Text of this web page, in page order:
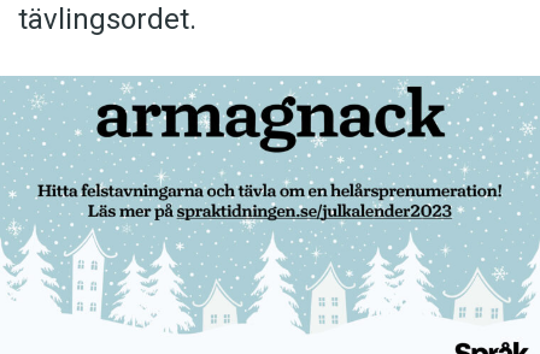
Kviss
Podden
Anmäl till språkpolisen
Föreslå nyord
Annonsera
Prenumerera
Läs Språktidningen digitalt
tävlingsordet.